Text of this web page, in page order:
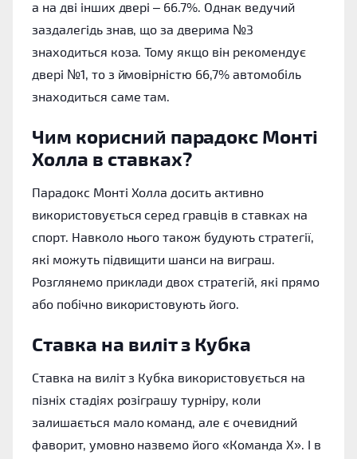
а на дві інших двері – 66.7%. Однак ведучий
заздалегідь знав, що за дверима №3
знаходиться коза. Тому якщо він рекомендує
двері №1, то з ймовірністю 66,7% автомобіль
знаходиться саме там.
Чим корисний парадокс Монті
Холла в ставках?
Парадокс Монті Холла досить активно
використовується серед гравців в ставках на
спорт. Навколо нього також будують стратегії,
які можуть підвищити шанси на виграш.
Розглянемо приклади двох стратегій, які прямо
або побічно використовують його.
Ставка на виліт з Кубка
Ставка на виліт з Кубка використовується на
пізніх стадіях розіграшу турніру, коли
залишається мало команд, але є очевидний
фаворит, умовно назвемо його «Команда X». І в